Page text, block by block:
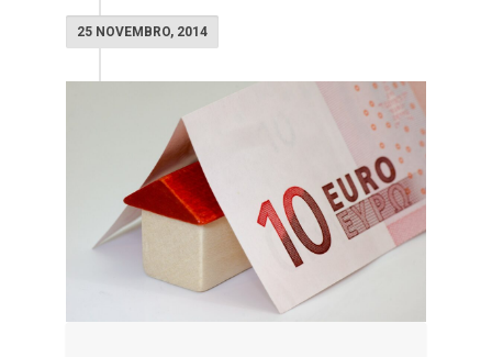
25 NOVEMBRO, 2014